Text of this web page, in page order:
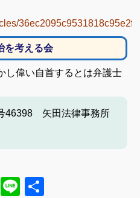
を考える会
し偉い自首するとは弁護士
矢田法律事務所
Hatena
Line